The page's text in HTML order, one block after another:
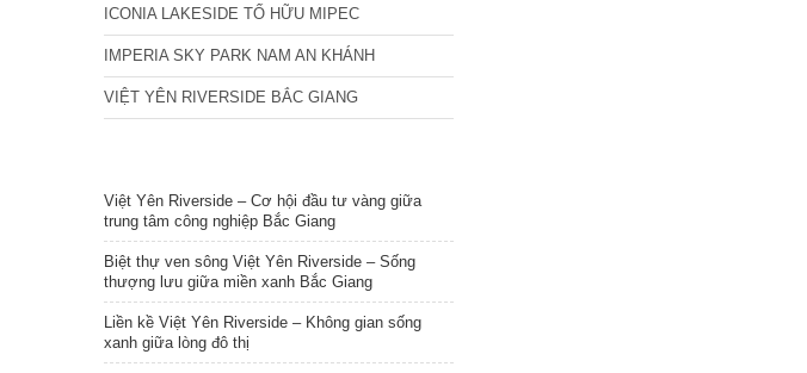
ICONIA LAKESIDE TỐ HỮU MIPEC
IMPERIA SKY PARK NAM AN KHÁNH
VIỆT YÊN RIVERSIDE BẮC GIANG
Việt Yên Riverside – Cơ hội đầu tư vàng giữa
trung tâm công nghiệp Bắc Giang
Biệt thự ven sông Việt Yên Riverside – Sống
thượng lưu giữa miền xanh Bắc Giang
Liền kề Việt Yên Riverside – Không gian sống
xanh giữa lòng đô thị